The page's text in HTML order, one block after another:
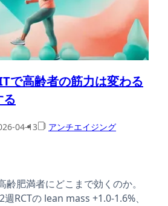
で高齢者の筋力は変わる
る
04-13 アンチエイジング
肥満者にどこまで効くのか。
RCTの lean mass +1.0-1.6%、